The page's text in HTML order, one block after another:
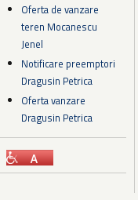
Oferta de vanzare
teren Mocanescu
Jenel
Notificare preemptori
Dragusin Petrica
Oferta vanzare
Dragusin Petrica